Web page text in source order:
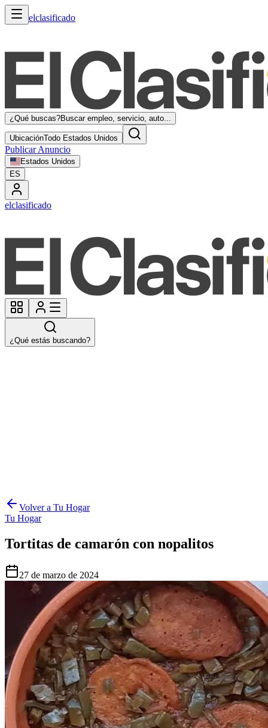
elclasificado
¿Qué buscas?Buscar empleo, servicio, auto...
UbicaciónTodo Estados Unidos
Publicar Anuncio
Estados Unidos
ES
elclasificado
¿Qué estás buscando?
Volver a Tu Hogar
Tu Hogar
Tortitas de camarón con nopalitos
27 de marzo de 2024